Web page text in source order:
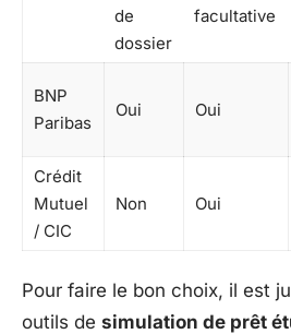
de
dossier
facultative
BNP
Paribas
Oui Oui
Crédit
Mutuel
/ CIC
Non Oui
Pour faire le bon choix, il est
outils de simulation de prêt